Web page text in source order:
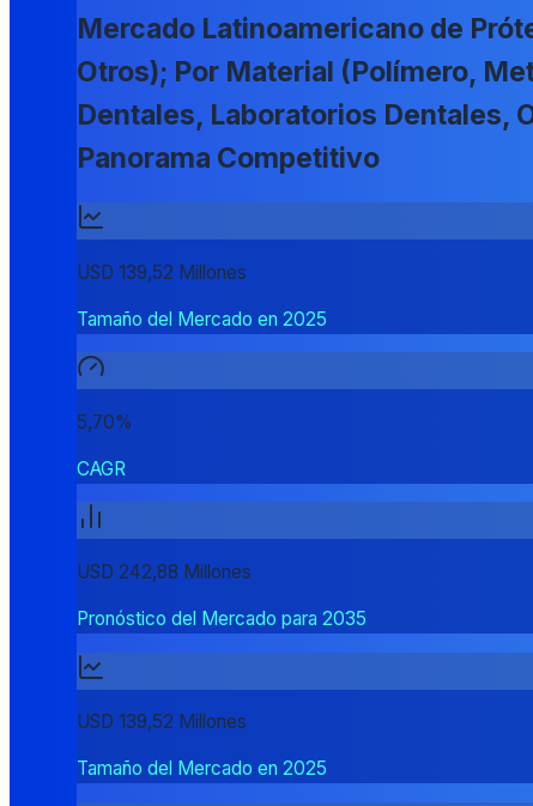
Mercado Latinoamericano de
Otros); Por Material (Polímero,
Dentales, Laboratorios Dentales,
Panorama Competitivo
USD 139,52 Millones
Tamaño del Mercado en 2025
5,70%
CAGR
USD 242,88 Millones
Pronóstico del Mercado para 2035
USD 139,52 Millones
Tamaño del Mercado en 2025